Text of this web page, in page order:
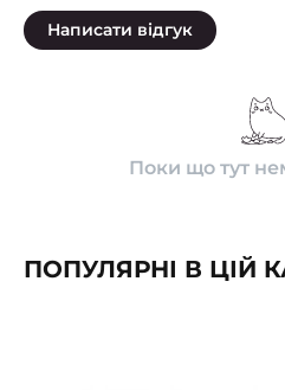
Написати відгук
Поки що тут
ПОПУЛЯРНІ В ЦІЙ